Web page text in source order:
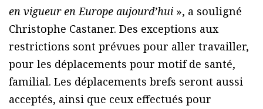
en vigueur en Europe aujourd’hui », a souligné
Christophe Castaner. Des exceptions aux
restrictions sont prévues pour aller travailler,
pour les déplacements pour motif de santé,
familial. Les déplacements brefs seront aussi
acceptés, ainsi que ceux effectués pour